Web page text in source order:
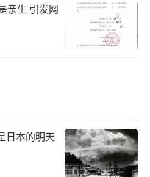
亲生 引发网
日本的明天